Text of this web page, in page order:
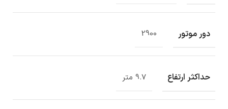
دور موتور 2900
حداکثر ارتفاع 9.7 متر